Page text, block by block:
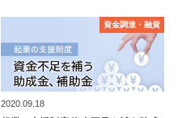
資⾦調達・融資
資⾦調達・融資
2020.09.18